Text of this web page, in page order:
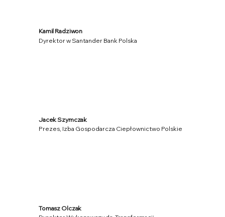
Kamil Radziwon
Dyrektor w Santander Bank Polska
Jacek Szymczak
Prezes, Izba Gospodarcza Ciepłownictwo Polskie
Tomasz Olczak